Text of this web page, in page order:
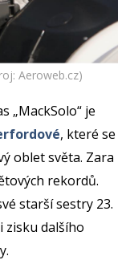
Aeroweb.cz)
„MackSolo“ je
, které se
oblet světa. Zara
rekordů.
starší sestry 23.
zisku dalšího